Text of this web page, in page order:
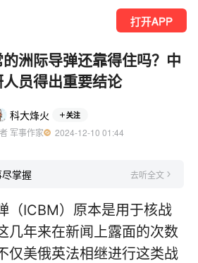
打开APP
洲际导弹还靠得住吗？中
员得出重要结论
科大烽火 关注
军事作家
  2024-12-10 01:44
掌握 去听全文
（ICBM）原本是用于核战
几年来在新闻上露面的次数
仅美俄英法相继进行这类战